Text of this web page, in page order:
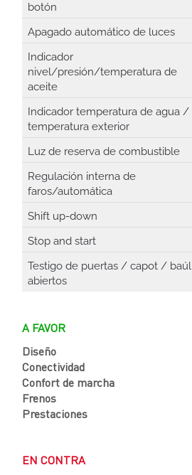
botón
Apagado automático de luces
Indicador
nivel/presión/temperatura de
aceite
Indicador temperatura de agua /
temperatura exterior
Luz de reserva de combustible
Regulación interna de
faros/automática
Shift up-down
Stop and start
Testigo de puertas / capot / baúl
abiertos
A FAVOR
Diseño
Conectividad
Confort de marcha
Frenos
Prestaciones
EN CONTRA